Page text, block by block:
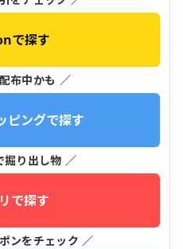
で探す
布中かも ／
ピングで探す
掘り出し物 ／
で探す
ンをチェック ／